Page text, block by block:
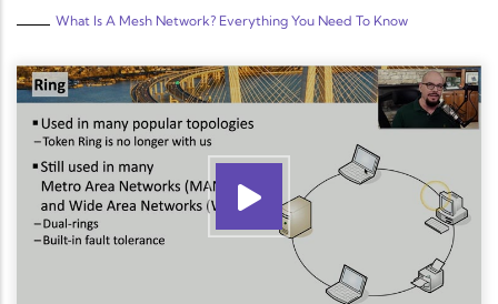
What Is A Mesh Network? Everything You Need To Know